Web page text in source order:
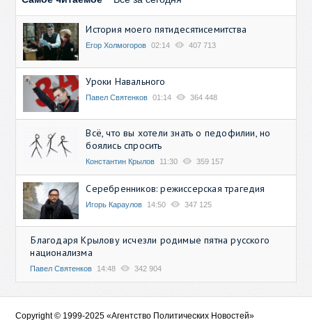
История моего пятидесятисемитства
Егор Холмогоров 02:14 407 713
Уроки Навального
Павел Святенков 01:14 364 448
Всё, что вы хотели знать о педофилии, но
боялись спросить
Константин Крылов 11:30 359 157
Серебренников: режиссерская трагедия
Игорь Караулов 14:50 347 125
Благодаря Крылову исчезли родимые пятна русского
национализма
Павел Святенков 14:48 342 904
Copyright © 1999-2025 «Агентство Политических Новостей»